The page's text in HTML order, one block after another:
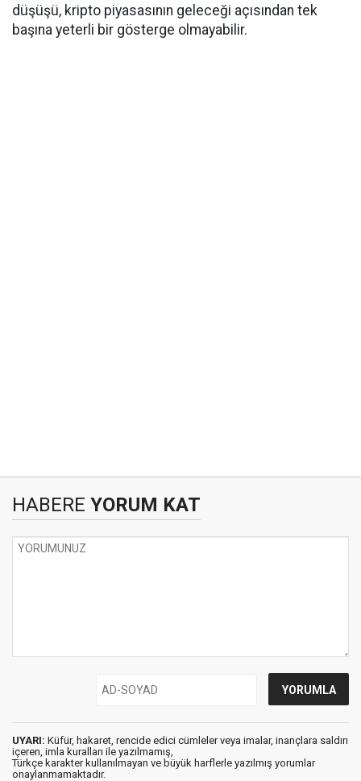
düşüşü, kripto piyasasının geleceği açısından tek
başına yeterli bir gösterge olmayabilir.
HABERE YORUM KAT
UYARI: Küfür, hakaret, rencide edici cümleler veya imalar, inançlara saldırı
içeren, imla kuralları ile yazılmamış,
Türkçe karakter kullanılmayan ve büyük harflerle yazılmış yorumlar
onaylanmamaktadır.